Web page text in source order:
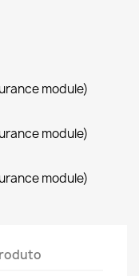
module)
module)
module)